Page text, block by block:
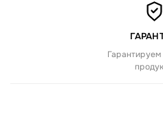
Гарантируем